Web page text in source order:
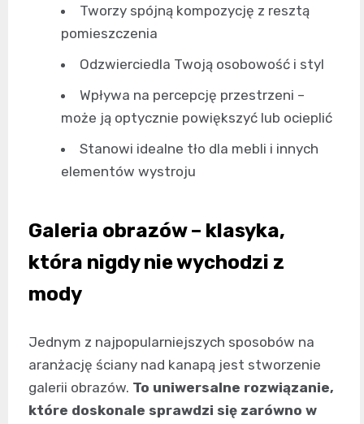
Tworzy spójną kompozycję z resztą
pomieszczenia
Odzwierciedla Twoją osobowość i styl
Wpływa na percepcję przestrzeni –
może ją optycznie powiększyć lub ocieplić
Stanowi idealne tło dla mebli i innych
elementów wystroju
Galeria obrazów – klasyka,
która nigdy nie wychodzi z
mody
Jednym z najpopularniejszych sposobów na
aranżację ściany nad kanapą jest stworzenie
galerii obrazów. To uniwersalne rozwiązanie,
które doskonale sprawdzi się zarówno w